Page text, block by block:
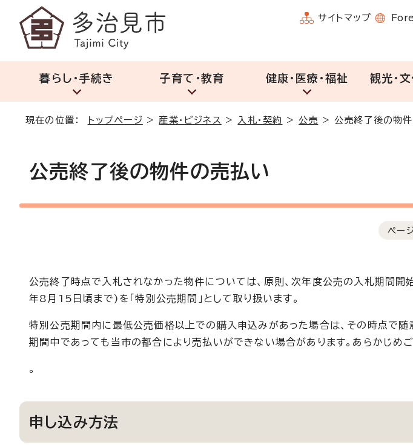
サイトマップ
暮らし・手続き 子育て・教育 健康・医療・福祉 観光・
現在の位置： トップページ > 産業・ビジネス > 入札・契約 >公売 >公売終了後の物
公売終了後の物件の売払い
ペー
公売終了時点で入札されなかった物件については、原則、次年度公売の入札期間
年8月15日頃まで)を「特別公売期間」として取り扱います。
特別公売期間内に最低公売価格以上での購入申込みがあった場合は、その時点で随
期間中であっても当市の都合により売払いができない場合があります。あらかじめご
。
申し込み方法